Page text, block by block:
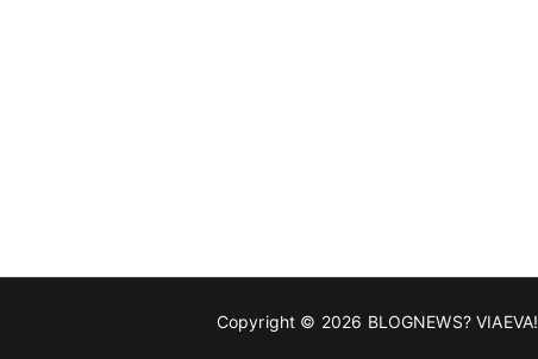
Copyright © 2026 BLOGNEWS? VIAEVA!